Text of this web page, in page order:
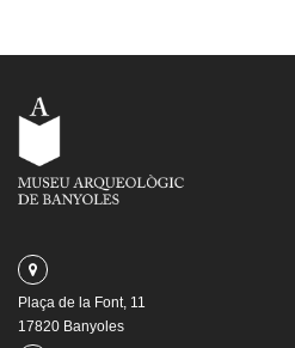
Plaça de la Font, 11
17820 Banyoles